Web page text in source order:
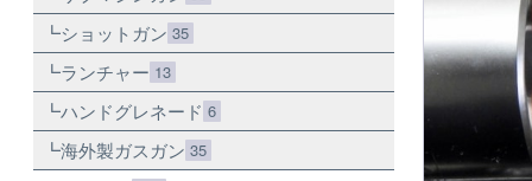
ショットガン 35
ランチャー 13
ハンドグレネード 6
海外製ガスガン 35